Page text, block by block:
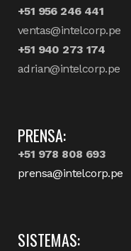
+51 956 246 441
ventas@intelcorp.pe
+51 940 273 174
adrian@intelcorp.pe
PRENSA:
+51 978 808 693
prensa@intelcorp.pe
SISTEMAS: